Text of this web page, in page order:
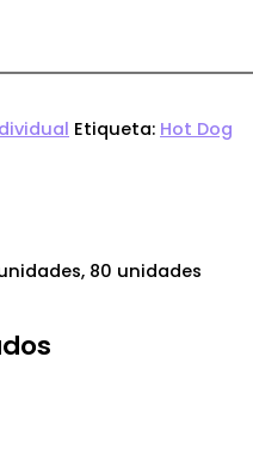
Etiqueta: Hot Dog
80 unidades